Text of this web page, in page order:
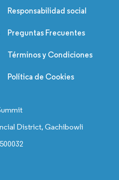
Responsabilidad social
Preguntas Frecuentes
Términos y Condiciones
Política de Cookies
District, Gachibowli